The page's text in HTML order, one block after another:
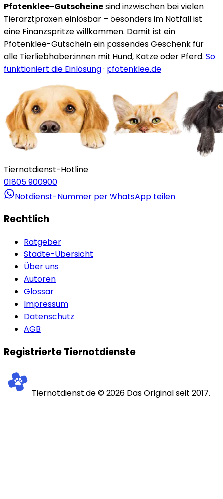
Pfotenklee-Gutscheinesind inzwischen bei vielen
Tierarztpraxen einlösbar – besonders im Notfall ist
eine Finanzspritze willkommen. Damit ist ein
Pfotenklee-Gutschein ein passendes Geschenk für
alle Tierliebhaber:innen mit Hund, Katze oder Pferd. So
funktioniert die Einlösung· pfotenklee.de
Tiernotdienst-Hotline
01805 900900
Notdienst-Nummer per WhatsApp teilen
Rechtlich
Ratgeber
Städte-Übersicht
Über uns
Autoren
Glossar
Impressum
Datenschutz
AGB
Registrierte Tiernotdienste
Tiernotdienst.de ©2026 Das Original seit 2017.